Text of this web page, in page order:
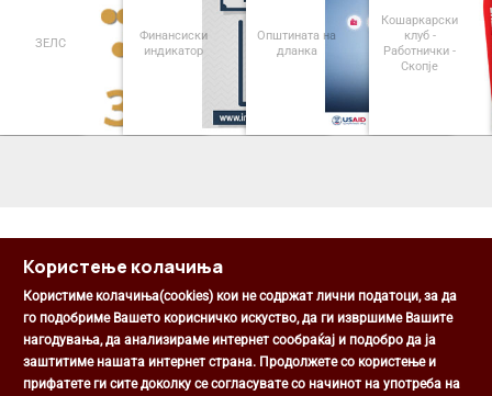
ЗЕЛС
Финансиски
индикатор
Општината на
дланка
Кошаркарски
клуб -
Работнички -
Скопје
Општина Центар
Михаил Цоков бр. 1, Скопје
Користење колачиња
Користиме колачиња(cookies) кои не содржат лични податоци, за да
го подобриме Вашето корисничко искуство, да ги извршиме Вашите
нагодувања, да анализираме интернет сообраќај и подобро да ја
заштитиме нашата интернет страна. Продолжете со користење и
прифатете ги сите доколку се согласувате со начинот на употреба на